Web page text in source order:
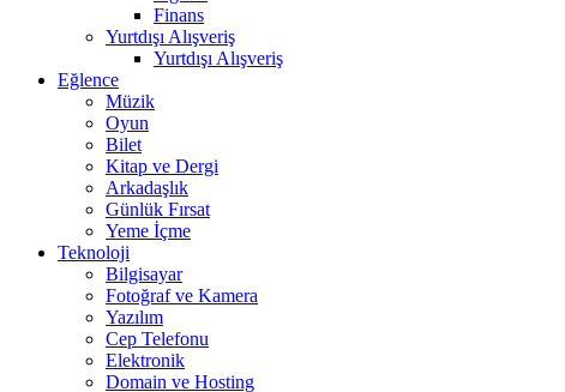
Finans
Yurtdışı Alışveriş
Yurtdışı Alışveriş
Eğlence
Müzik
Oyun
Bilet
Kitap ve Dergi
Arkadaşlık
Günlük Fırsat
Yeme İçme
Teknoloji
Bilgisayar
Fotoğraf ve Kamera
Yazılım
Cep Telefonu
Elektronik
Domain ve Hosting